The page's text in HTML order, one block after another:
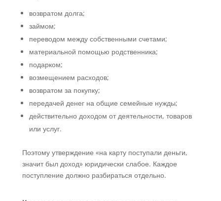
возвратом долга;
займом;
переводом между собственными счетами;
материальной помощью родственника;
подарком;
возмещением расходов;
возвратом за покупку;
передачей денег на общие семейные нужды;
действительно доходом от деятельности, товаров
или услуг.
Поэтому утверждение «на карту поступали деньги,
значит был доход» юридически слабое. Каждое
поступление должно разбираться отдельно.